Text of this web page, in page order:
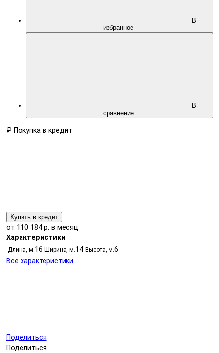
В
избранное
В
сравнение
₽ Покупка в кредит
Купить в кредит
от 110 184 р. в месяц
Характеристики
Длина, м. 16 Ширина, м. 14 Высота, м. 6
Все характеристики
Поделиться
Поделиться